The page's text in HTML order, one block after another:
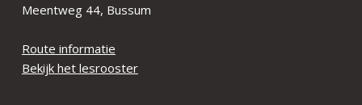
Meentweg 44, Bussum
Route informatie
Bekijk het lesrooster